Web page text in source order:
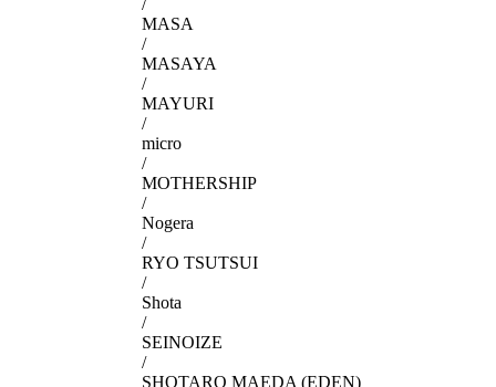
/
MASA
/
MASAYA
/
MAYURI
/
micro
/
MOTHERSHIP
/
Nogera
/
RYO TSUTSUI
/
Shota
/
SEINOIZE
/
SHOTARO MAEDA (EDEN)